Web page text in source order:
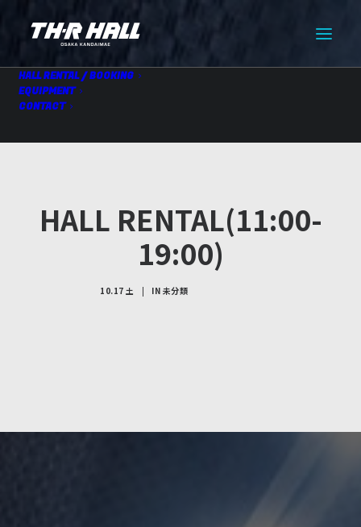
HALL RENTAL / BOOKING
EQUIPMENT
CONTACT
HALL RENTAL(11:00-
19:00)
10.17 土 | IN 未分類